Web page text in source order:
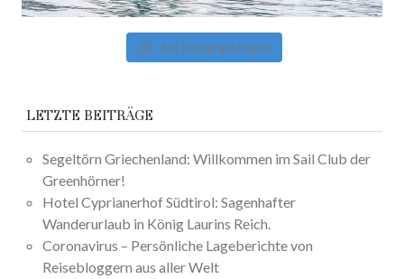
Auf Instagram folgen
LETZTE BEITRÄGE
Segeltörn Griechenland: Willkommen im Sail Club der
Greenhörner!
Hotel Cyprianerhof Südtirol: Sagenhafter
Wanderurlaub in König Laurins Reich.
Coronavirus – Persönliche Lageberichte von
Reisebloggern aus aller Welt